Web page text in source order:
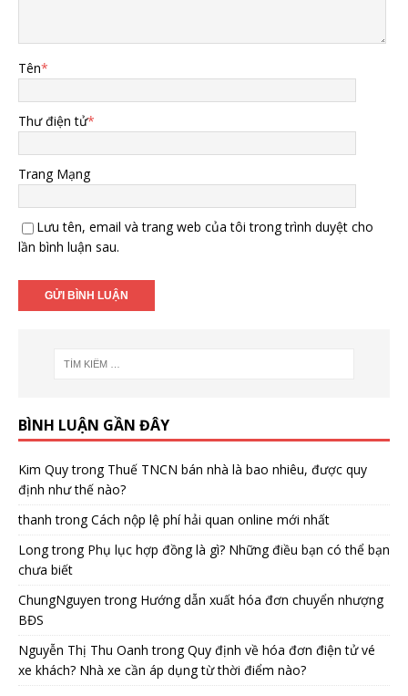
Tên*
Thư điện tử*
Trang Mạng
Lưu tên, email và trang web của tôi trong trình duyệt cho
lần bình luận sau.
BÌNH LUẬN GẦN ĐÂY
Kim Quytrong Thuế TNCN bán nhà là bao nhiêu, được quy
định như thế nào?
thanh trongCách nộp lệ phí hải quan online mới nhất
Longtrong Phụ lục hợp đồng là gì? Những điều bạn có thể bạn
chưa biết
ChungNguyen trong Hướng dẫn xuất hóa đơn chuyển nhượng
BĐS
Nguyễn Thị Thu Oanh trongQuy định về hóa đơn điện tử vé
xe khách? Nhà xe cần áp dụng từ thời điểm nào?